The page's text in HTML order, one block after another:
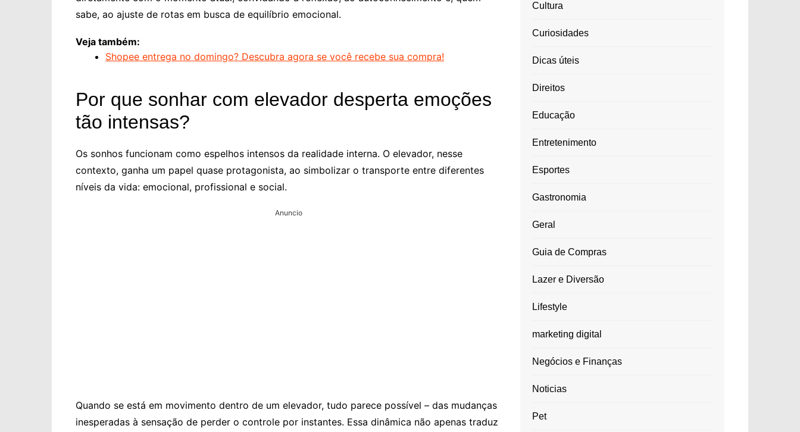
sabe, ao ajuste de rotas em busca de equilíbrio emocional.
Veja também:
Shopee entrega no domingo? Descubra agora se você recebe sua compra!
Por que sonhar com elevador desperta emoções
tão intensas?
Os sonhos funcionam como espelhos intensos da realidade interna. O elevador, nesse
contexto, ganha um papel quase protagonista, ao simbolizar o transporte entre diferentes
níveis da vida: emocional, profissional e social.
Anuncio
Quando se está em movimento dentro de um elevador, tudo parece possível – das mudanças
inesperadas à sensação de perder o controle por instantes. Essa dinâmica não apenas traduz
Cultura
Curiosidades
Dicas úteis
Direitos
Educação
Entretenimento
Esportes
Gastronomia
Geral
Guia de Compras
Lazer e Diversão
Lifestyle
marketing digital
Negócios e Finanças
Noticias
Pet